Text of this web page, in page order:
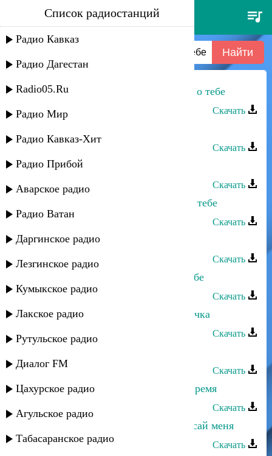
джамиля джамалодинова -
мысли о тебе
Список радиостанций
Радио Кавказ
Радио Дагестан
Radio05.Ru
Радио Мир
Радио Кавказ-Хит
Радио Прибой
Аварское радио
Радио Ватан
Даргинское радио
Лезгинское радио
Кумыкское радио
Лакское радио
Рутульское радио
Диалог FM
Цахурское радио
Агульское радио
Табасаранское радио
Джамиля Джамалодинова - Мысли о тебе
Скачать
Скачать
Наджибулла - Мысли о тебе
Скачать
Альбина Казакмурзаева - Мысли о тебе
Скачать
Лаура Алиева - Мысли о тебе
Скачать
Гаджилав Гаджилаев - Мысли о тебе
Скачать
Джамиля Джамалодинова - 2 сердечка
Скачать
Скачать
Джамиля Джамалодинова - Наше время
Скачать
Джамиля Джамалодинова - Не бросай меня
Скачать